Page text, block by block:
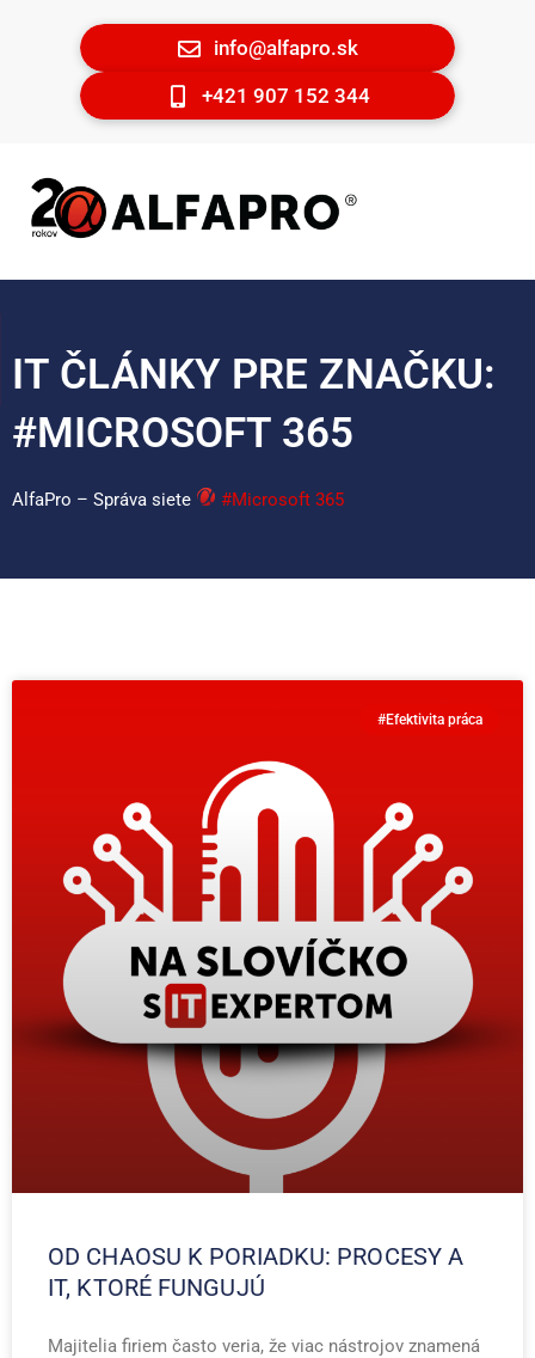
info@alfapro.sk
+421 907 152 344
IT ČLÁNKY PRE ZNAČKU:
#MICROSOFT 365
AlfaPro – Správa siete #Microsoft 365
#Efektivita práca
OD CHAOSU K PORIADKU: PROCESY A
IT, KTORÉ FUNGUJÚ
Majitelia firiem často veria, že viac nástrojov znamená